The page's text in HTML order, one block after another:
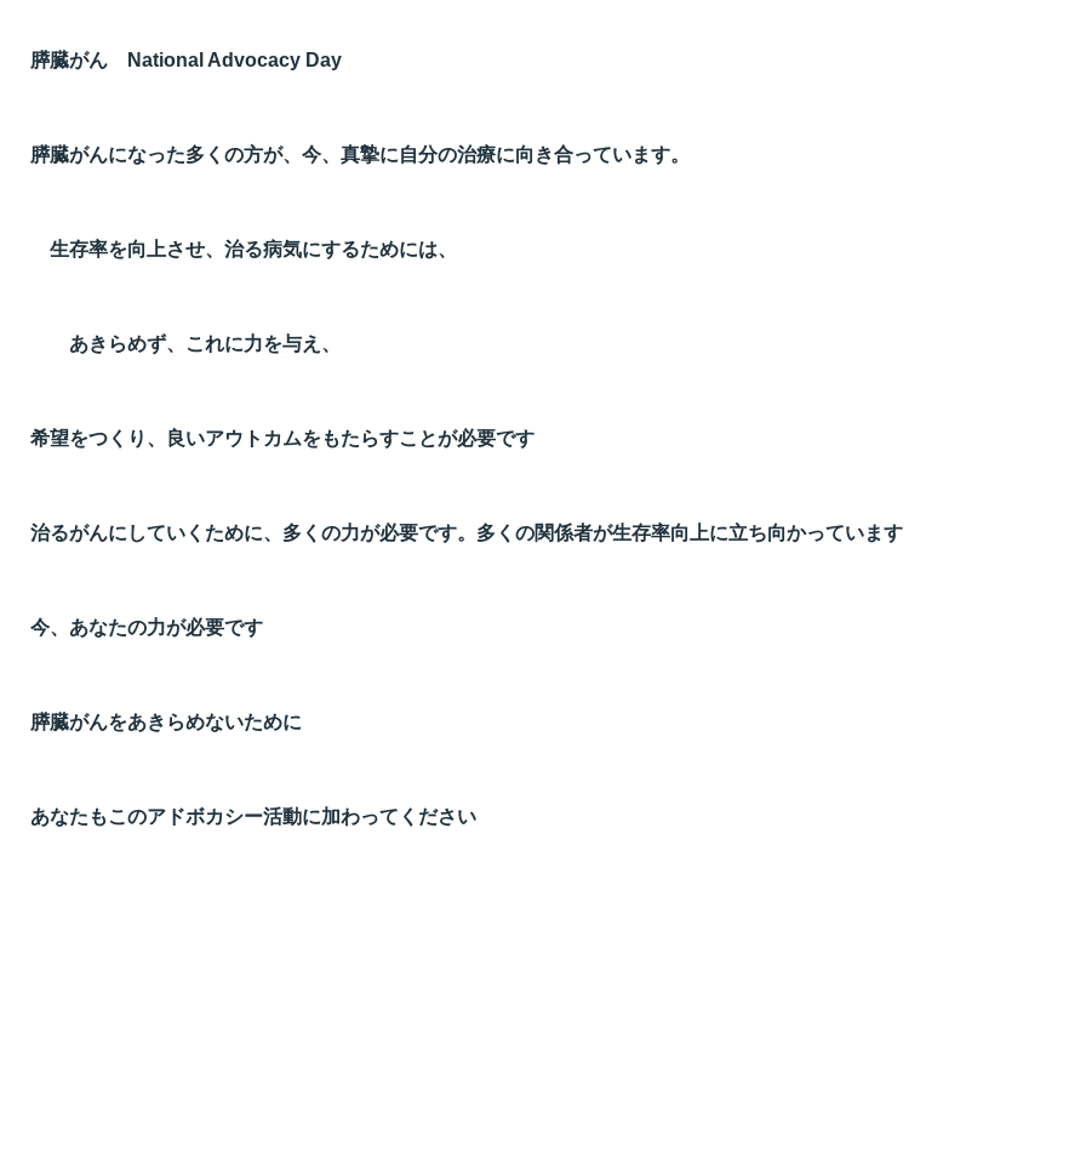
膵臓がん National Advocacy Day
膵臓がんになった多くの方が、今、真摯に自分の治療に向き合っています。
生存率を向上させ、治る病気にするためには、
あきらめず、これに力を与え、
希望をつくり、良いアウトカムをもたらすことが必要です
治るがんにしていくために、多くの力が必要です。多くの関係者が生存率向上に立ち向かっています
今、あなたの力が必要です
膵臓がんをあきらめないために
あなたもこのアドボカシー活動に加わってください